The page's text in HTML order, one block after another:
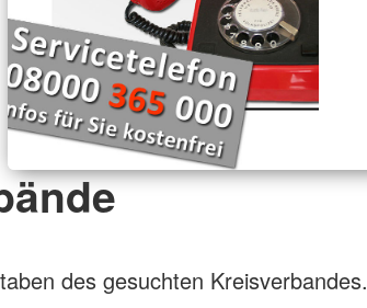
des gesuchten Kreisverbandes.